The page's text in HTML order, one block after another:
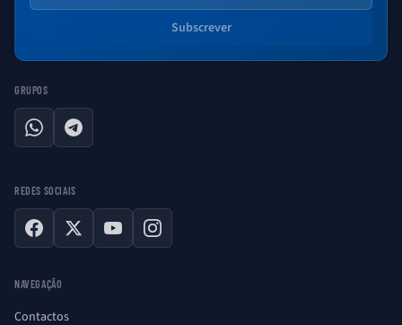
Subscrever
GRUPOS
WhatsAppTelegram
REDES SOCIAIS
Facebook
X YouTubeInstagram
NAVEGAÇÃO
Contactos